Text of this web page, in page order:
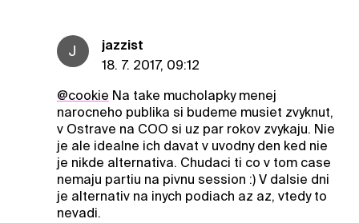
J
jazzist
18. 7. 2017, 09:12
@cookie Na take mucholapky menej
narocneho publika si budeme musiet zvyknut,
v Ostrave na COO si uz par rokov zvykaju. Nie
je ale idealne ich davat v uvodny den ked nie
je nikde alternativa. Chudaci ti co v tom case
nemaju partiu na pivnu session :) V dalsie dni
je alternativ na inych podiach az az, vtedy to
nevadi.